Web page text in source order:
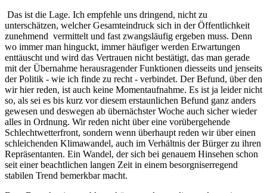
Das ist die Lage. Ich empfehle uns dringend, nicht zu
unterschätzen, welcher Gesamteindruck sich in der Öffentlichkeit
zunehmend vermittelt und fast zwangsläufig ergeben muss. Denn
wo immer man hinguckt, immer häufiger werden Erwartungen
enttäuscht und wird das Vertrauen nicht bestätigt, das man gerade
mit der Übernahme herausragender Funktionen diesseits und jenseits
der Politik - wie ich finde zu recht - verbindet. Der Befund, über den
wir hier reden, ist auch keine Momentaufnahme. Es ist ja leider nicht
so, als sei es bis kurz vor diesem erstaunlichen Befund ganz anders
gewesen und deswegen ab übernächster Woche auch sicher wieder
alles in Ordnung. Wir reden nicht über eine vorübergehende
Schlechtwetterfront, sondern wenn überhaupt reden wir über einen
schleichenden Klimawandel, auch im Verhältnis der Bürger zu ihren
Repräsentanten. Ein Wandel, der sich bei genauem Hinsehen schon
seit einer beachtlichen langen Zeit in einem besorgniserregend
stabilen Trend bemerkbar macht.